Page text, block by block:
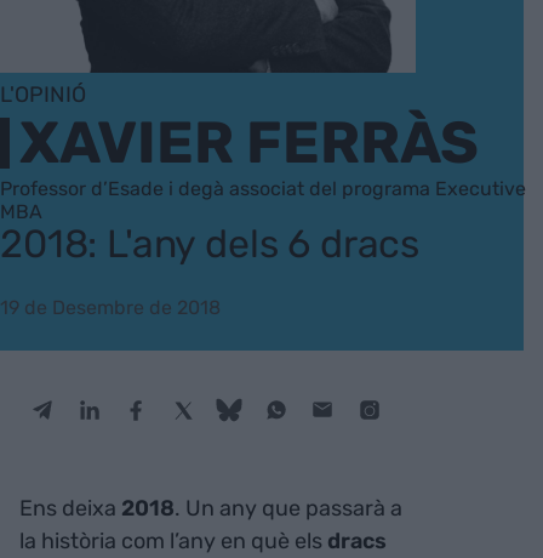
L'OPINIÓ
XAVIER FERRÀS
Professor d’Esade i degà associat del programa Executive
MBA
2018: L'any dels 6 dracs
19 de Desembre de 2018
Ens deixa 2018. Un any que passarà a
la història com l’any en què els dracs